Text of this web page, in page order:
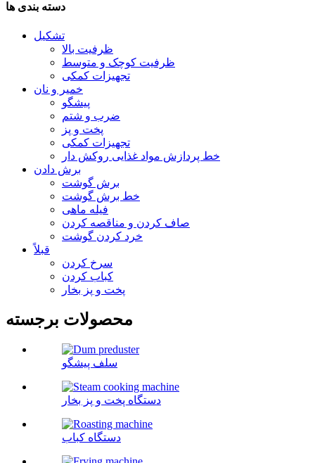
دسته بندی ها
تشکیل
ظرفیت بالا
ظرفیت کوچک و متوسط
تجهیزات کمکی
خمیر و نان
پیشگو
ضرب و شتم
پخت و پز
تجهیزات کمکی
خط پردازش مواد غذایی روکش دار
برش دادن
برش گوشت
خط برش گوشت
فیله ماهی
صاف کردن و مناقصه کردن
خرد کردن گوشت
قبلاً
سرخ کردن
کباب کردن
پخت و پز بخار
محصولات برجسته
سلف پیشگو
دستگاه پخت و پز بخار
دستگاه کباب